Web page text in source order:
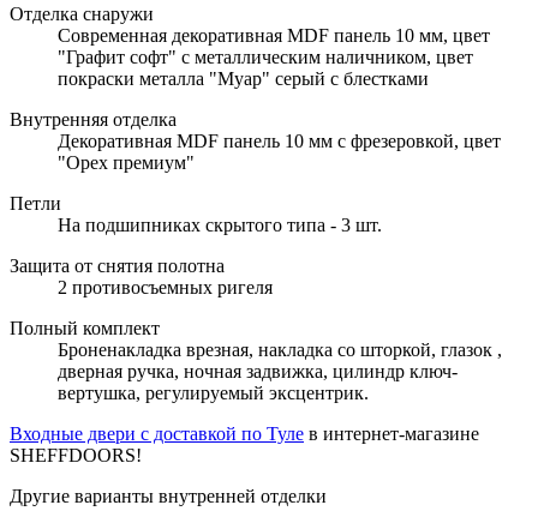
Отделка снаружи
Современная декоративная MDF панель 10 мм, цвет
"Графит софт" с металлическим наличником, цвет
покраски металла "Муар" серый с блестками
Внутренняя отделка
Декоративная MDF панель 10 мм с фрезеровкой, цвет
"Орех премиум"
Петли
На подшипниках скрытого типа - 3 шт.
Защита от снятия полотна
2 противосъемных ригеля
Полный комплект
Броненакладка врезная, накладка со шторкой, глазок ,
дверная ручка, ночная задвижка, цилиндр ключ-
вертушка, регулируемый эксцентрик.
Входные двери с доставкой по Туле в интернет-магазине
SHEFFDOORS!
Другие варианты внутренней отделки